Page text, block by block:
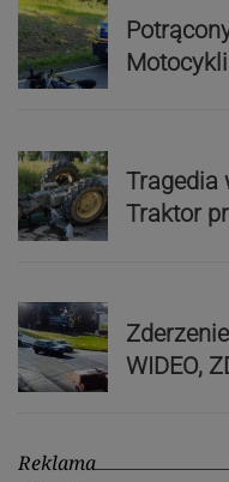
Tragedia
Traktor
WIDEO,
Reklama